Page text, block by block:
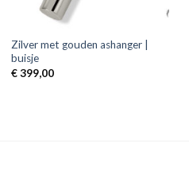
Zilver met gouden ashanger |
buisje
€399,00